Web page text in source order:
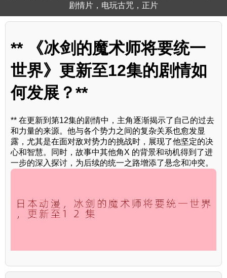
剧情片，电玩古咒，正片
** 《冰剑的魔术师将要统一
世界》更新至12集的剧情如
何发展？**
** 在更新到第12集的剧情中，主角逐渐揭示了自己的过去
和力量的来源。他与各个势力之间的复杂关系也愈发显
露，尤其是在面对敌对势力的挑战时，展现了他坚定的决
心和智慧。同时，故事中其他角X 的背景和动机得到了进
一步的深入探讨，为后续的统一之路增添了悬念和冲突。